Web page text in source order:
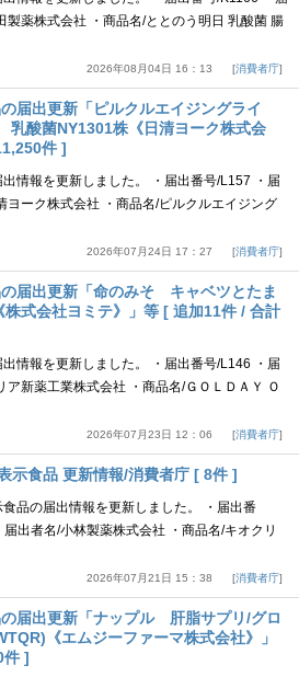
製薬株式会社 ・商品名/ととのう明日 乳酸菌 腸
2026年08月04日 16：13 消費者庁
届出更新「ピルクルエイジングライ
酸菌NY1301株《日清ヨーク株式会
件 ]
情報を更新しました。 ・届出番号/L157 ・届
ヨーク株式会社 ・商品名/ピルクルエイジング
2026年07月24日 17：27 消費者庁
届出更新「命のみそ キャベツとたま
式会社ヨミテ》」等 [ 追加11件 / 合計
情報を更新しました。 ・届出番号/L146 ・届
新薬工業株式会社 ・商品名/ＧＯＬＤＡＹ Ｏ
2026年07月23日 12：06 消費者庁
示食品 更新情報/消費者庁 [ 8件 ]
食品の届出情報を更新しました。 ・届出番
出者名/小林製薬株式会社 ・商品名/キオクリ
2026年07月21日 15：38 消費者庁
届出更新「ナップル 肝脂サプリ/グロ
《エムジーファーマ株式会社》」
件 ]